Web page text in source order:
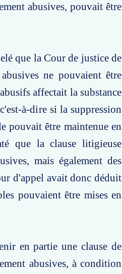
abusives, pouvait être
que la Cour de justice de
ne pouvaient être
affectait la substance
à-dire si la suppression
pouvait être maintenue en
que la clause litigieuse
mais également des
d'appel avait donc déduit
pouvaient être mises en
en partie une clause de
abusives, à condition